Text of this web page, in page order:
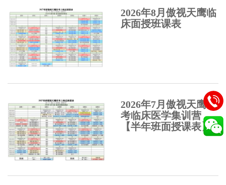
2026年8月傲视天鹰临
床面授班课表
2026年7月傲视天鹰医
考临床医学集训营
【半年班面授课表】